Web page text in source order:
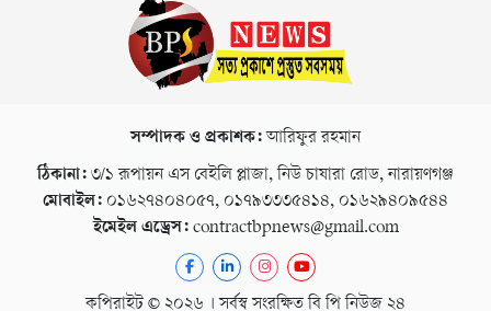
সম্পাদক ও প্রকাশক:আরিফুর রহমান
ঠিকানা: ৩/১ রূপায়ন এস বেইলি প্লাজা, নিউ চাষারা রোড, নারায়ণগঞ্জ
মোবাইল: ০১৬২৭৪০৪০৫৭, ০১৭৯৩৩৩৫৪১৪, ০১৬২৯৪০৯৫৪৪
ইমেইল এড্রেস:contractbpnews@gmail.com
কপিরাইট © ২০২৬ । সর্বস্ব সংরক্ষিত বি পি নিউজ ২৪